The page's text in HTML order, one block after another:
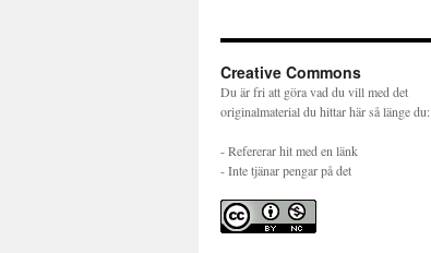
Creative Commons
Du är fri att göra vad du vill med det
originalmaterial du hittar här så länge du:
- Refererar hit med en länk
- Inte tjänar pengar på det